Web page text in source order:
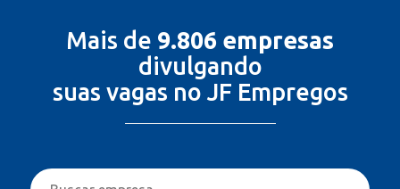
Mais de 9.806 empresas
divulgando
suas vagas no JF Empregos